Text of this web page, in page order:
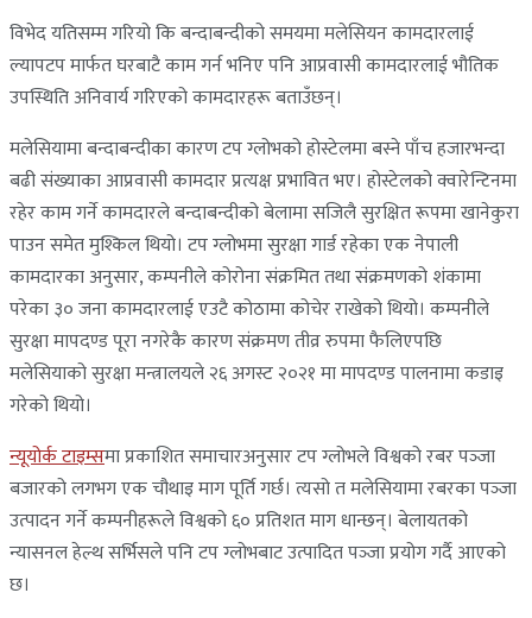
विभेद यतिसम्म गरियो कि बन्दाबन्दीको समयमा मलेसियन कामदारलाई
ल्यापटप मार्फत घरबाटै काम गर्न भनिए पनि आप्रवासी कामदारलाई भौतिक
उपस्थिति अनिवार्य गरिएको कामदारहरू बताउँछन्।
मलेसियामा बन्दाबन्दीका कारण टप ग्लोभको होस्टेलमा बस्ने पाँच हजारभन्दा
बढी संख्याका आप्रवासी कामदार प्रत्यक्ष प्रभावित भए। होस्टेलको क्‍वारेन्टिनमा
रहेर काम गर्ने कामदारले बन्दाबन्दीको बेलामा सजिलै सुरक्षित रूपमा खानेकुरा
पाउन समेत मुश्किल थियो। टप ग्लोभमा सुरक्षा गार्ड रहेका एक नेपाली
कामदारका अनुसार, कम्पनीले कोरोना संक्रमित तथा संक्रमणको शंकामा
परेका ३० जना कामदारलाई एउटै कोठामा कोचेर राखेको थियो। कम्पनीले
सुरक्षा मापदण्ड पूरा नगरेकै कारण संक्रमण तीव्र रुपमा फैलिएपछि
मलेसियाको सुरक्षा मन्त्रालयले २६ अगस्ट २०२१ मा मापदण्ड पालनामा कडाइ
गरेको थियो।
न्यूयोर्क टाइम्समा प्रकाशित समाचारअनुसार टप ग्लोभले विश्वको रबर पञ्‍जा
बजारको लगभग एक चौथाइ माग पूर्ति गर्छ। त्यसो त मलेसियामा रबरका पञ्‍जा
उत्पादन गर्ने कम्पनीहरूले विश्वको ६० प्रतिशत माग धान्छन्। बेलायतको
न्यासनल हेल्थ सर्भिसले पनि टप ग्लोभबाट उत्पादित पञ्‍जा प्रयोग गर्दै आएको
छ।